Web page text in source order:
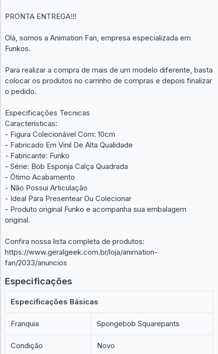
PRONTA ENTREGA!!!
Olá, somos a Animation Fan, empresa especializada em
Funkos.
Para realizar a compra de mais de um modelo diferente, basta
colocar os produtos no carrinho de compras e depois finalizar
o pedido.
Especificações Tecnicas
Características:
- Figura Colecionável Com: 10cm
- Fabricado Em Vinil De Alta Qualidade
- Fabricante: Funko
- Série: Bob Esponja Calça Quadrada
- Ótimo Acabamento
- Não Possui Articulação
- Ideal Para Presentear Ou Colecionar
- Produto original Funko e acompanha sua embalagem
original.
Confira nossa lista completa de produtos:
https://www.geralgeek.com.br/loja/animation-
fan/2033/anuncios
Especificações
Especificações Básicas
Franquia Spongebob Squarepants
Condição Novo